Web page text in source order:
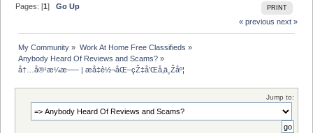
PRINT
Pages: [1]Go Up
« previous next »
My Community » Work At Home Free Classifieds »
Anybody Heard Of Reviews and Scams? »
å†…å®¹æ¼æ–— | æå‡è½¬åŒ–çŽ‡å’Œå‚ä¸Žåº¦
Jump to: